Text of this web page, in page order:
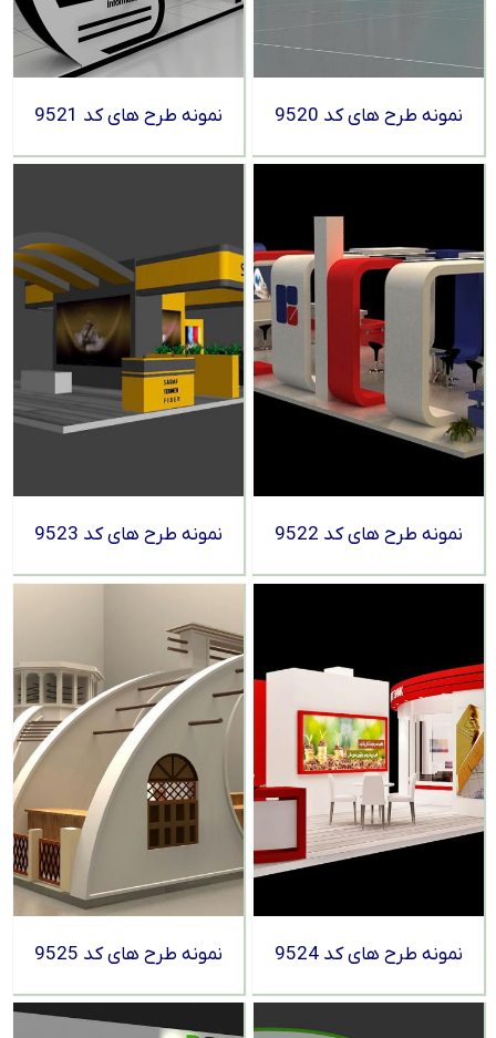
نمونه طرح های کد 9520 نمونه طرح های کد 9521
نمونه طرح های کد 9522 نمونه طرح های کد 9523
نمونه طرح های کد 9524 نمونه طرح های کد 9525